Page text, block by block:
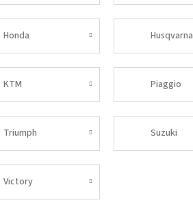
Honda Husqvarna
KTM Piaggio
Triumph Suzuki
Victory